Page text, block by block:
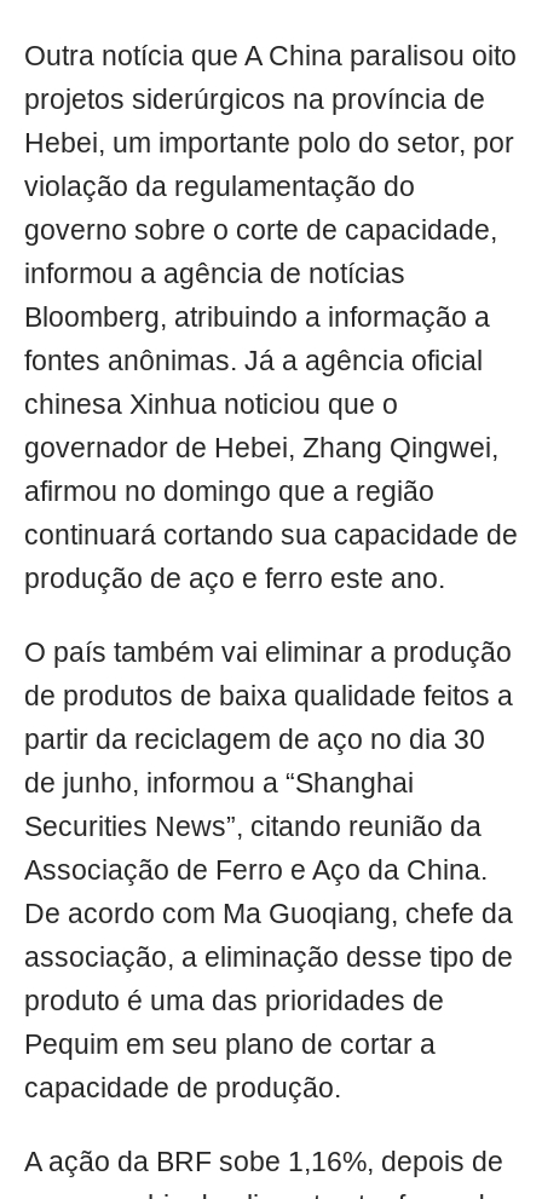
Outra notícia que A China paralisou oito
projetos siderúrgicos na província de
Hebei, um importante polo do setor, por
violação da regulamentação do
governo sobre o corte de capacidade,
informou a agência de notícias
Bloomberg, atribuindo a informação a
fontes anônimas. Já a agência oficial
chinesa Xinhua noticiou que o
governador de Hebei, Zhang Qingwei,
afirmou no domingo que a região
continuará cortando sua capacidade de
produção de aço e ferro este ano.
O país também vai eliminar a produção
de produtos de baixa qualidade feitos a
partir da reciclagem de aço no dia 30
de junho, informou a “Shanghai
Securities News”, citando reunião da
Associação de Ferro e Aço da China.
De acordo com Ma Guoqiang, chefe da
associação, a eliminação desse tipo de
produto é uma das prioridades de
Pequim em seu plano de cortar a
capacidade de produção.
A ação da BRF sobe 1,16%, depois de